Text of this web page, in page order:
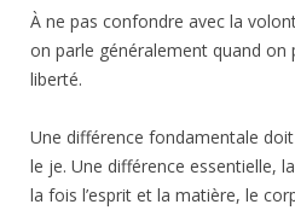
À ne pas confondre avec la
on parle généralement quand on
liberté.
Une différence fondamentale
le je. Une différence essentielle,
la fois l’esprit et la matière, le